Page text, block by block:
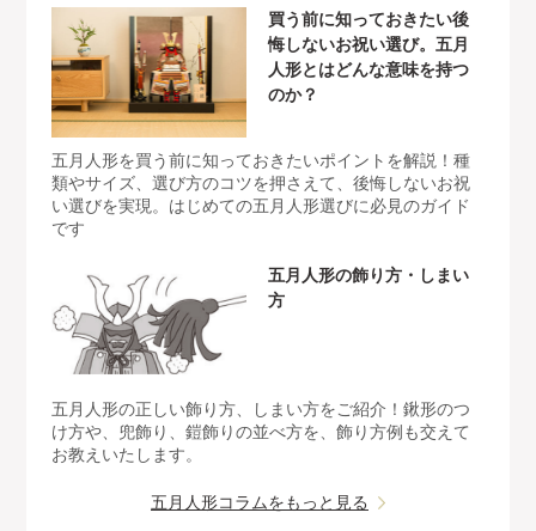
買う前に知っておきたい後
悔しないお祝い選び。五月
人形とはどんな意味を持つ
のか？
五月人形を買う前に知っておきたいポイントを解説！種
類やサイズ、選び方のコツを押さえて、後悔しないお祝
い選びを実現。はじめての五月人形選びに必見のガイド
です
五月人形の飾り方・しまい
方
五月人形の正しい飾り方、しまい方をご紹介！鍬形のつ
け方や、兜飾り、鎧飾りの並べ方を、飾り方例も交えて
お教えいたします。
五月人形コラムをもっと見る